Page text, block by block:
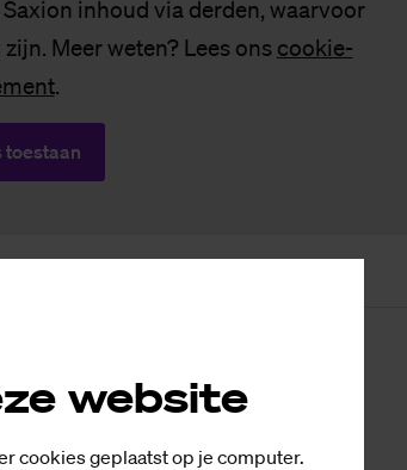
website
cookies geplaatst op je computer.
inhoud via derden, waarvoor
Meer weten? Lees ons cookie-
.
toestaan